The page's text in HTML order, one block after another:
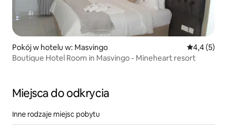
Pokój w hotelu w: Masvingo Średnia
4,4 (5)
Boutique Hotel Room in Masvingo - Mineheart resort
Miejsca do odkrycia
Inne rodzaje miejsc pobytu